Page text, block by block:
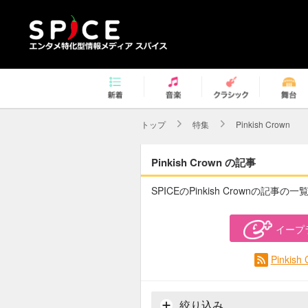
トップ 特集 Pinkish Crown
Pinkish Crown の記事
SPICEのPinkish Crownの記事の一
イープ
Pinkish